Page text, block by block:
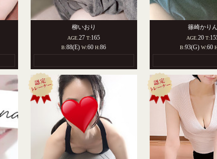
柳いおり
AGE.27T:165
B:88(E)W:60H:86
篠崎かりん
AGE.20T:
B:93(G)W:60